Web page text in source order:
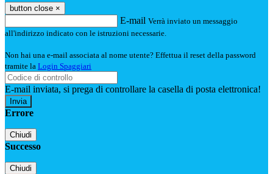
button close ×
E-mail Verrà inviato un messaggio
all'indirizzo indicato con le istruzioni necessarie.
Non hai una e-mail associata al nome utente? Effettua il reset della password
tramite la Login Spaggiari
E-mail inviata, si prega di controllare la casella di posta elettronica!
Errore
Chiudi
Successo
Chiudi